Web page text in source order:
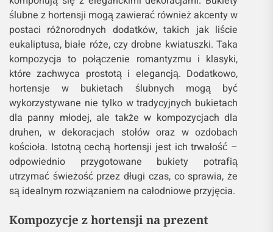
ślubne z hortensji mogą zawierać również akcenty w
postaci różnorodnych dodatków, takich jak liście
eukaliptusa, białe róże, czy drobne kwiatuszki. Taka
kompozycja to połączenie romantyzmu i klasyki,
które zachwyca prostotą i elegancją. Dodatkowo,
hortensje w bukietach ślubnych mogą być
wykorzystywane nie tylko w tradycyjnych bukietach
dla panny młodej, ale także w kompozycjach dla
druhen, w dekoracjach stołów oraz w ozdobach
kościoła. Istotną cechą hortensji jest ich trwałość –
odpowiednio przygotowane bukiety potrafią
utrzymać świeżość przez długi czas, co sprawia, że
są idealnym rozwiązaniem na całodniowe przyjęcia.
Kompozycje z hortensji na prezent